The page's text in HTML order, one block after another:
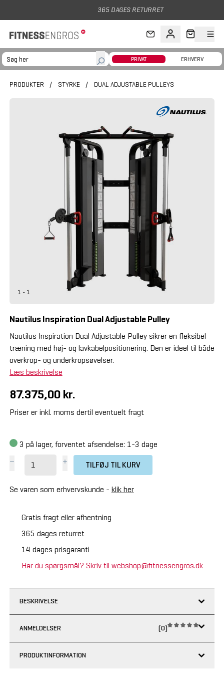
365 DAGES RETURRET
PRIVAT ERHVERV
PRODUKTER / STYRKE / DUAL ADJUSTABLE PULLEYS
1 - 1
Nautilus Inspiration Dual Adjustable Pulley
Nautilus Inspiration Dual Adjustable Pulley sikrer en fleksibel
træning med høj- og lavkabelpositionering. Den er ideel til både
overkrop- og underkropsøvelser.
Læs beskrivelse
87.375,00 kr.
Priser er inkl. moms dertil eventuelt fragt
3 på lager, forventet afsendelse: 1-3 dage
TILFØJ TIL KURV
Se varen som erhvervskunde - klik her
Gratis fragt eller afhentning
365 dages returret
14 dages prisgaranti
Har du spørgsmål? Skriv til webshop@fitnessengros.dk
BESKRIVELSE
ANMELDELSER (0)
PRODUKTINFORMATION